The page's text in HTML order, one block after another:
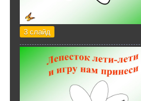
3 слайд